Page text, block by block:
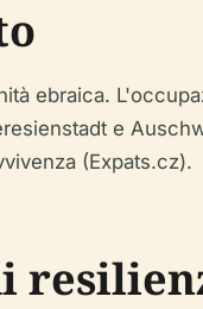
ebraica.
e
(Expats.cz).